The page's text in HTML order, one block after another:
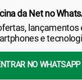
da Net no
lançamentos
e
NO